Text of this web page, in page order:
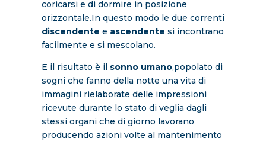
coricarsi e di dormire in posizione
orizzontale.In questo modo le due correnti
discendente e ascendente si incontrano
facilmente e si mescolano.
E il risultato è ilsonno umano,popolato di
sogni che fanno della notte una vita di
immagini rielaborate delle impressioni
ricevute durante lo stato di veglia dagli
stessi organi che di giorno lavorano
producendo azioni volte al mantenimento